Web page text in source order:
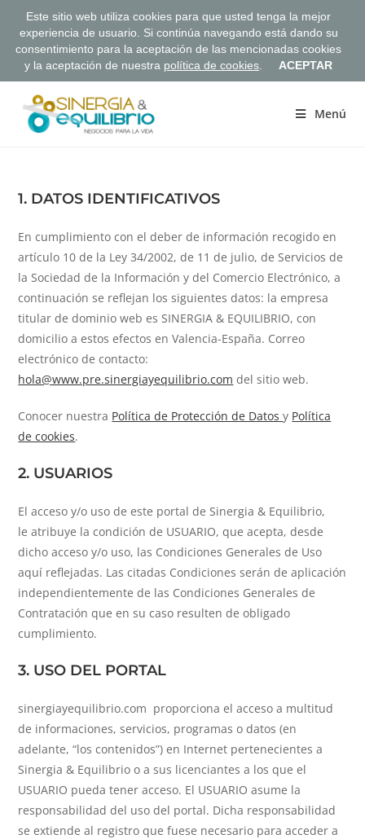
contenido
Menú
1. DATOS IDENTIFICATIVOS
En cumplimiento con el deber de información recogido en
artículo 10 de la Ley 34/2002, de 11 de julio, de Servicios de
la Sociedad de la Información y del Comercio Electrónico, a
continuación se reflejan los siguientes datos: la empresa
titular de dominio web es SINERGIA & EQUILIBRIO, con
domicilio a estos efectos en Valencia-España. Correo
electrónico de contacto:
hola@www.pre.sinergiayequilibrio.com del sitio web.
Conocer nuestra Política de Protección de Datosy Política
de cookies.
2. USUARIOS
El acceso y/o uso de este portal de Sinergia & Equilibrio,
le atribuye la condición de USUARIO, que acepta, desde
dicho acceso y/o uso, las Condiciones Generales de Uso
aquí reflejadas. Las citadas Condiciones serán de aplicación
independientemente de las Condiciones Generales de
Contratación que en su caso resulten de obligado
cumplimiento.
3. USO DEL PORTAL
sinergiayequilibrio.com proporciona el acceso a multitud
de informaciones, servicios, programas o datos (en
adelante, “los contenidos”) en Internet pertenecientes a
Sinergia & Equilibrio o a sus licenciantes a los que el
USUARIO pueda tener acceso. El USUARIO asume la
responsabilidad del uso del portal. Dicha responsabilidad
se extiende al registro que fuese necesario para acceder a
Este sitio web utiliza cookies para que usted tenga la mejor
experiencia de usuario. Si continúa navegando está dando su
consentimiento para la aceptación de las mencionadas cookies
y la aceptación de nuestra política de cookies ACEPTAR